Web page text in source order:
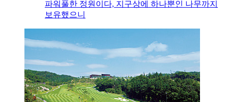
파워풀한 정원이다, 지구상에 하나뿐인 나무까지
보유했으니